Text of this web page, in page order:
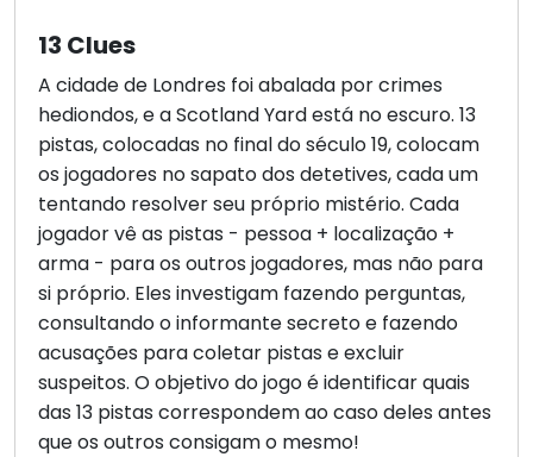
13 Clues
A cidade de Londres foi abalada por crimes
hediondos, e a Scotland Yard está no escuro. 13
pistas, colocadas no final do século 19, colocam
os jogadores no sapato dos detetives, cada um
tentando resolver seu próprio mistério. Cada
jogador vê as pistas - pessoa + localização +
arma - para os outros jogadores, mas não para
si próprio. Eles investigam fazendo perguntas,
consultando o informante secreto e fazendo
acusações para coletar pistas e excluir
suspeitos. O objetivo do jogo é identificar quais
das 13 pistas correspondem ao caso deles antes
que os outros consigam o mesmo!